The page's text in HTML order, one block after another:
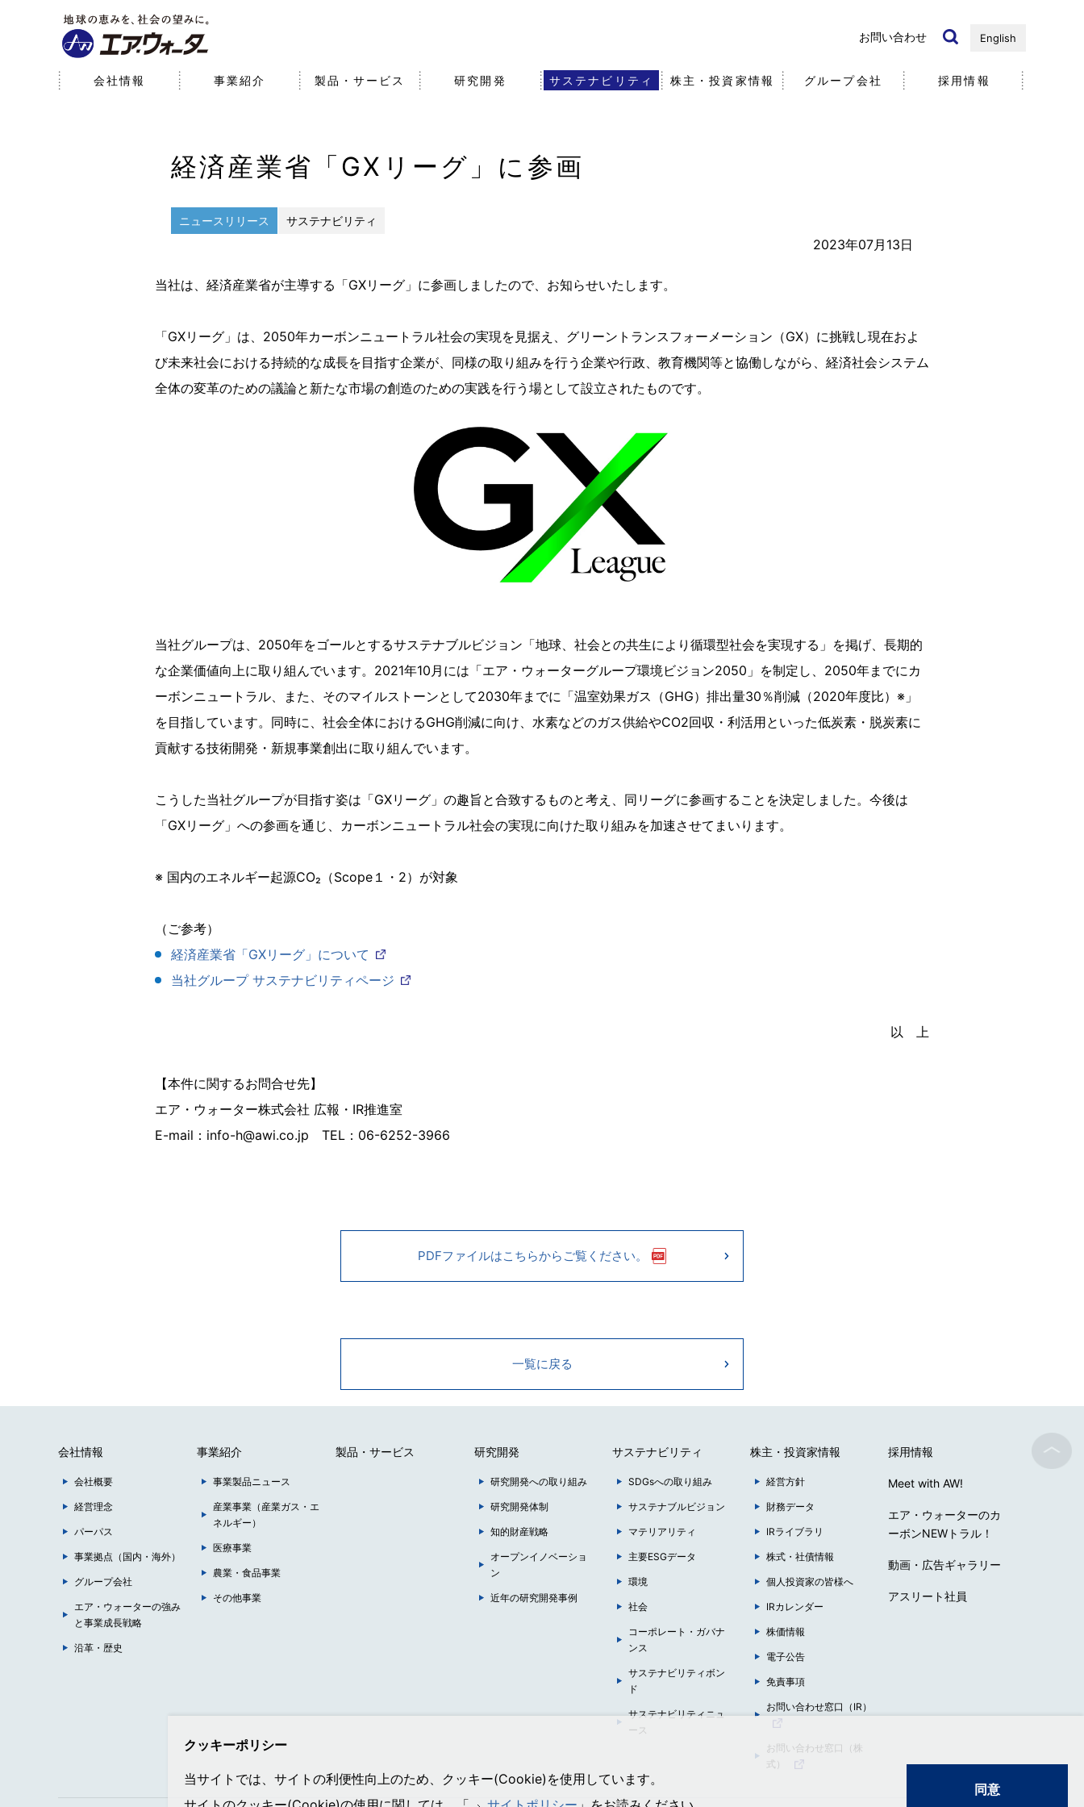
経済産業省「GXリーグ」に参画
ニュースリリース サステナビリティ
2023年07月13日
当社は、経済産業省が主導する「GXリーグ」に参画しましたので、お知らせいたします。
「GXリーグ」は、2050年カーボンニュートラル社会の実現を見据え、グリーントランスフォーメーション（GX）に挑戦し現在およ
び未来社会における持続的な成長を目指す企業が、同様の取り組みを行う企業や行政、教育機関等と協働しながら、経済社会システム
全体の変革のための議論と新たな市場の創造のための実践を行う場として設立されたものです。
当社グループは、2050年をゴールとするサステナブルビジョン「地球、社会との共生により循環型社会を実現する」を掲げ、長期的
な企業価値向上に取り組んでいます。2021年10月には「エア・ウォーターグループ環境ビジョン2050」を制定し、2050年までにカ
ーボンニュートラル、また、そのマイルストーンとして2030年までに「温室効果ガス（GHG）排出量30％削減（2020年度比）※」
を目指しています。同時に、社会全体におけるGHG削減に向け、水素などのガス供給やCO2回収・利活用といった低炭素・脱炭素に
貢献する技術開発・新規事業創出に取り組んでいます。
こうした当社グループが目指す姿は「GXリーグ」の趣旨と合致するものと考え、同リーグに参画することを決定しました。今後は
「GXリーグ」への参画を通じ、カーボンニュートラル社会の実現に向けた取り組みを加速させてまいります。
※ 国内のエネルギー起源CO₂（Scope１・2）が対象
（ご参考）
経済産業省「GXリーグ」について
当社グループ サステナビリティページ
以 上
【本件に関するお問合せ先】
エア・ウォーター株式会社 広報・IR推進室
E-mail：info-h@awi.co.jp TEL：06-6252-3966
PDFファイルはこちらからご覧ください。
一覧に戻る
お問い合わせ English
基本情報
沿革・歴史
エア・ウォーター
動画・広告ギャラリー
会社情報
産業事業（産業ガス・エネ
医療事業 農業・食品事業
事業紹介 製品・サービス
研究開発への取り組み 研究開発体制 知的財産戦略
研究開発
サステナブルビジョン
環境
コーポレート・ガバナンス
サステナビリティ
財務データ 株式・社債情報
株主・投資家情報 グループ会社 採用情報
クッキーポリシー
当サイトでは、サイトの利便性向上のため、クッキー(Cookie)を使用しています。
同意
会社情報
会社概要
経営理念
パーパス
事業拠点（国内・海外）
グループ会社
エア・ウォーターの強み
と事業成長戦略
沿革・歴史
事業紹介
事業製品ニュース
産業事業（産業ガス・エ
ネルギー）
医療事業
農業・食品事業
その他事業
製品・サービス 研究開発
研究開発への取り組み
研究開発体制
知的財産戦略
オープンイノベーショ
ン
近年の研究開発事例
サステナビリティ
SDGsへの取り組み
サステナブルビジョン
マテリアリティ
主要ESGデータ
環境
社会
コーポレート・ガバナ
ンス
サステナビリティボン
ド
サステナビリティニュ
ース
株主・投資家情報
経営方針
財務データ
IRライブラリ
株式・社債情報
個人投資家の皆様へ
IRカレンダー
株価情報
電子公告
免責事項
お問い合わせ窓口（IR）
お問い合わせ窓口（株
式）
採用情報
Meet with AW!
エア・ウォーターのカ
ーボンNEWトラル！
動画・広告ギャラリー
アスリート社員